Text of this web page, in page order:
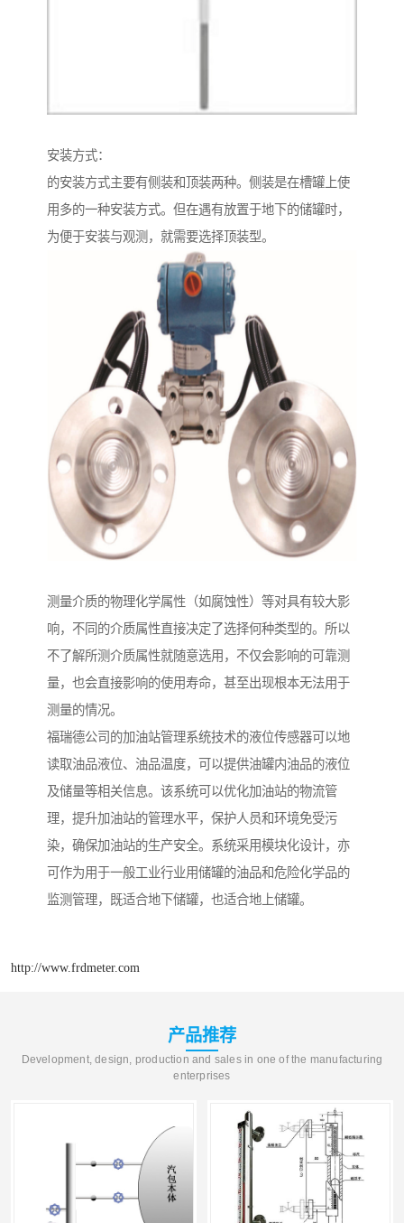
安装方式：
的安装方式主要有侧装和顶装两种。侧装是在槽罐上使
用多的一种安装方式。但在遇有放置于地下的储罐时，
为便于安装与观测，就需要选择顶装型。
测量介质的物理化学属性（如腐蚀性）等对具有较大影
响，不同的介质属性直接决定了选择何种类型的。所以
不了解所测介质属性就随意选用，不仅会影响的可靠测
量，也会直接影响的使用寿命，甚至出现根本无法用于
测量的情况。
福瑞德公司的加油站管理系统技术的液位传感器可以地
读取油品液位、油品温度，可以提供油罐内油品的液位
及储量等相关信息。该系统可以优化加油站的物流管
理，提升加油站的管理水平，保护人员和环境免受污
染，确保加油站的生产安全。系统采用模块化设计，亦
可作为用于一般工业行业用储罐的油品和危险化学品的
监测管理，既适合地下储罐，也适合地上储罐。
http://www.frdmeter.com
产品推荐
Development, design, production and sales in one of the manufacturing
enterprises